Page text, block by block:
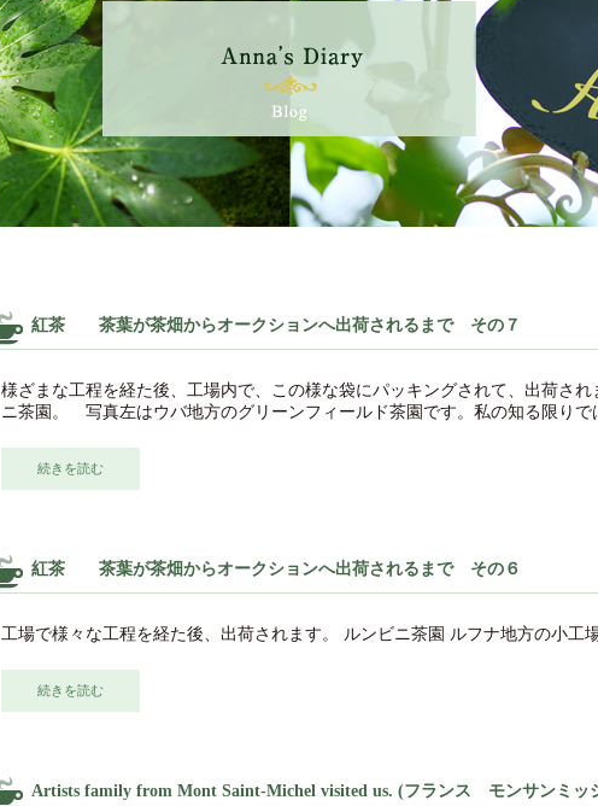
紅茶 茶葉が茶畑からオークションへ出荷されるまで その７
様ざまな工程を経た後、工場内で、この様な袋にパッキングされて、出荷さ
ニ茶園。 写真左はウバ地方のグリーンフィールド茶園です。私の知る限りで
続きを読む
紅茶 茶葉が茶畑からオークションへ出荷されるまで その６
工場で様々な工程を経た後、出荷されます。 ルンビニ茶園 ルフナ地方の小工
続きを読む
Artists family from Mont Saint-Michel visited us. (フランス モンサンミ